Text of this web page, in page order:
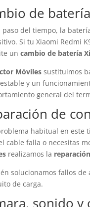
de
paso del tiempo, la
Si tu Xiaomi Redmi
uncambio de batería
Móviles sustituimos
y un
general del
de
habitual en este
cable falla o necesitas
realizamos la
solucionamos fallos
de carga.
sonido